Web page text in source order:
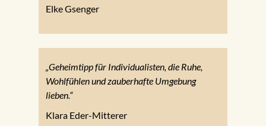
Elke Gsenger
„Geheimtipp für Individualisten, die Ruhe,
Wohlfühlen und zauberhafte Umgebung
lieben.“
Klara Eder-Mitterer